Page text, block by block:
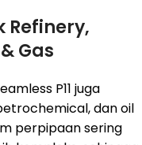
Refinery,
Gas
P11 juga
dan oil
perpipaan sering